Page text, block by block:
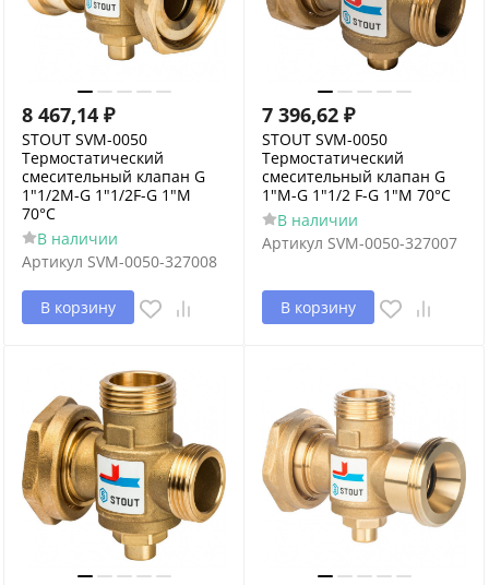
8 467,14 ₽
STOUT SVM-0050
Термостатический
смесительный клапан G
1"1/2M-G 1"1/2F-G 1"M
70°С
В наличии
Артикул SVM-0050-327008
В корзину
7 396,62 ₽
STOUT SVM-0050
Термостатический
смесительный клапан G
1"M-G 1"1/2 F-G 1"M 70°С
В наличии
Артикул SVM-0050-327007
В корзину